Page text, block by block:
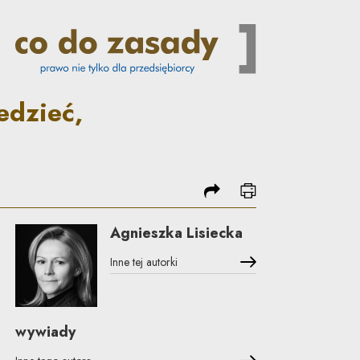
obowiązują w spółce |
podziel się
drukuj
Agnieszka Lisiecka
Inne tej autorki
wywiady